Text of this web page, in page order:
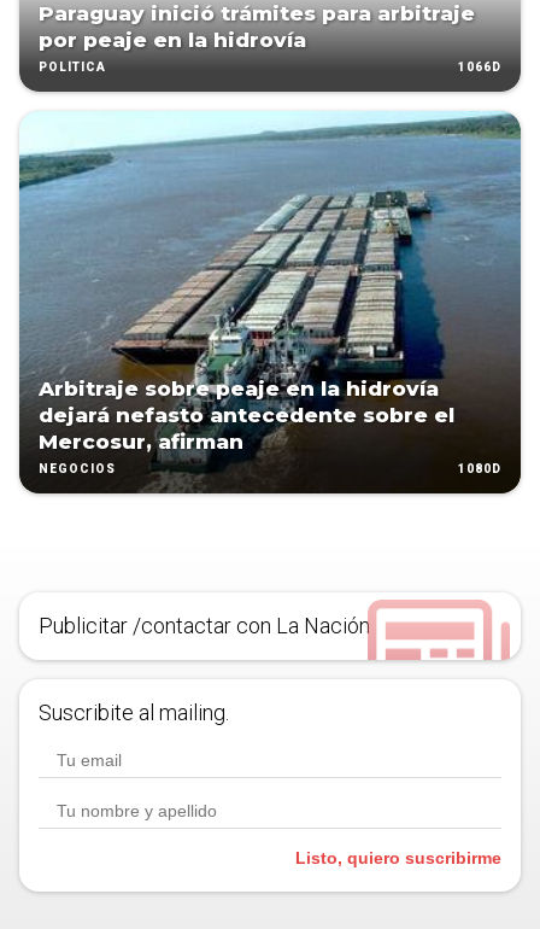
Paraguay inició trámites para arbitraje
por peaje en la hidrovía
POLÍTICA 1066D
Arbitraje sobre peaje en la hidrovía
dejará nefasto antecedente sobre el
Mercosur, afirman
NEGOCIOS 1080D
Publicitar /contactar con La Nación
Suscribite al mailing.
Listo, quiero suscribirme